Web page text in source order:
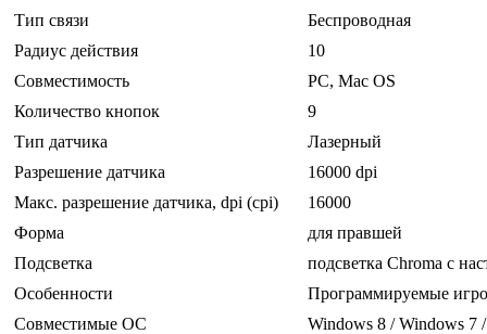
Тип связи
Беспроводная
Радиус действия
10
Совместимость
PC, Mac OS
Количество кнопок
9
Тип датчика
Лазерный
Разрешение датчика
16000 dpi
Макс. разрешение датчика, dpi (cpi)
16000
Форма
для правшей
Подсветка
подсветка Chroma с
Особенности
Программируемые
Совместимые ОС
Windows 8 / Windows 7